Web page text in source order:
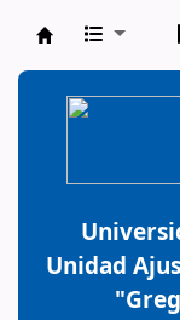
BiblioGTQ
Unidad